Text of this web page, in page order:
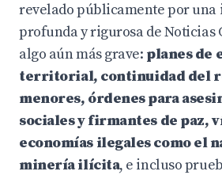
revelado públicamente por una
profunda y rigurosa de Noticias
algo aún más grave: planes de
territorial, continuidad del
menores, órdenes para
sociales y firmantes de paz,
economías ilegales como el
minería ilícita, e incluso